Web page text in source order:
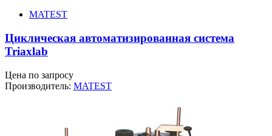
MATEST
Циклическая автоматизированная система
Triaxlab
Цена по запросу
Производитель: MATEST